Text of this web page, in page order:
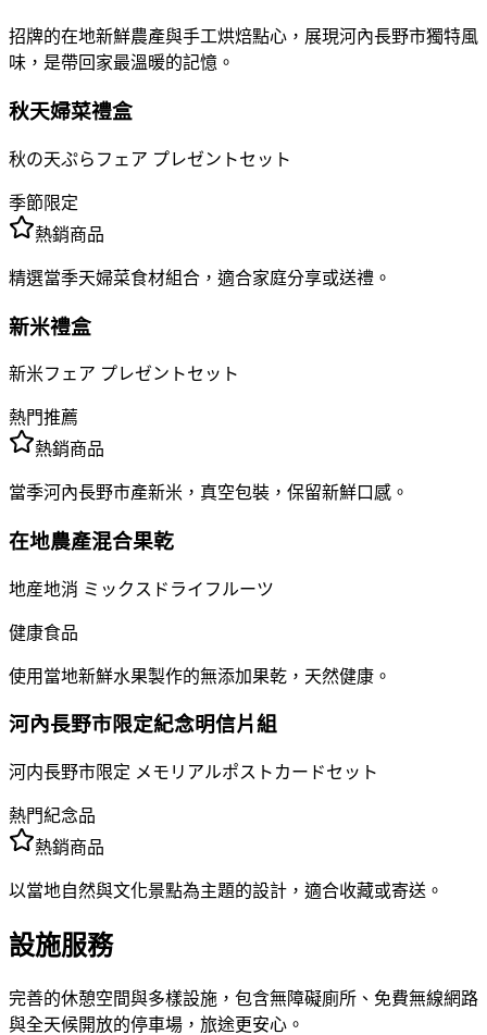
招牌的在地新鮮農產與手工烘焙點心，展現河內長野市獨特風
味，是帶回家最溫暖的記憶。
秋天婦菜禮盒
秋の天ぷらフェア プレゼントセット
季節限定
熱銷商品
精選當季天婦菜食材組合，適合家庭分享或送禮。
新米禮盒
新米フェア プレゼントセット
熱門推薦
熱銷商品
當季河內長野市產新米，真空包裝，保留新鮮口感。
在地農產混合果乾
地産地消 ミックスドライフルーツ
健康食品
使用當地新鮮水果製作的無添加果乾，天然健康。
河內長野市限定紀念明信片組
河内長野市限定 メモリアルポストカードセット
熱門紀念品
熱銷商品
以當地自然與文化景點為主題的設計，適合收藏或寄送。
設施服務
完善的休憩空間與多樣設施，包含無障礙廁所、免費無線網路
與全天候開放的停車場，旅途更安心。